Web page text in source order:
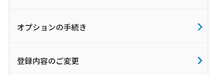
オプションの手続き
登録内容のご変更